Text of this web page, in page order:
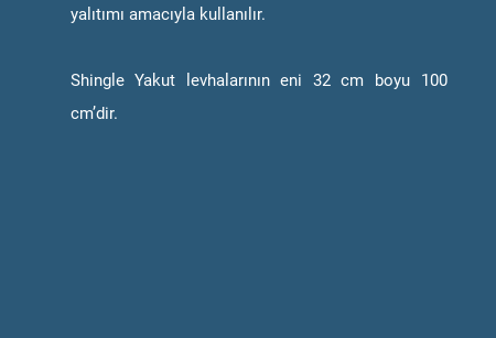
yalıtımı amacıyla kullanılır.
Shingle Yakut levhalarının eni 32 cm boyu 100
cm’dir.